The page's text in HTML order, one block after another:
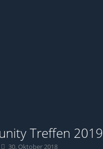
Treffen 2019
30. Oktober 2018